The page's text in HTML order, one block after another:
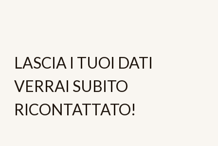
LASCIA I TUOI DATI
VERRAI SUBITO
RICONTATTATO!